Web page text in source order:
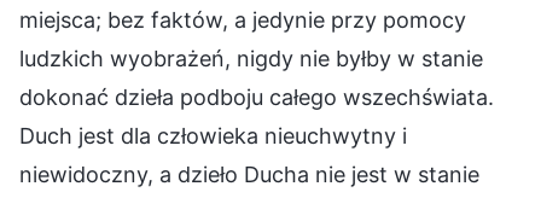
miejsca; bez faktów, a jedynie przy pomocy
ludzkich wyobrażeń, nigdy nie byłby w stanie
dokonać dzieła podboju całego wszechświata.
Duch jest dla człowieka nieuchwytny i
niewidoczny, a dzieło Ducha nie jest w stanie